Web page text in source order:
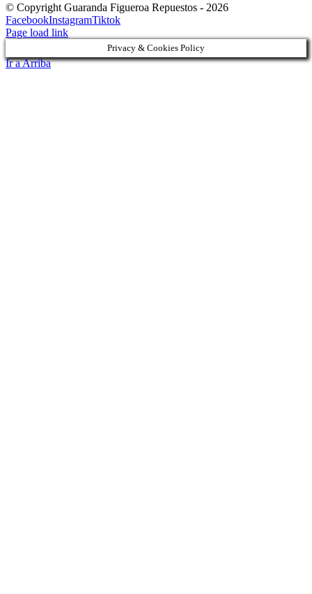
© Copyright Guaranda Figueroa Repuestos - 2026
FacebookInstagramTiktok
Page load link
Privacy & Cookies Policy
Ir a Arriba